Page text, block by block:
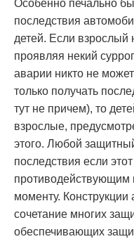
Особенно печально
последствия
детей. Если взрослый
проявляя некий
аварии никто не может
только получать
тут не причем), то
взрослые,
этого. Любой
последствия если
противодействующим
моменту. Конструкции
сочетание многих
обеспечивающих